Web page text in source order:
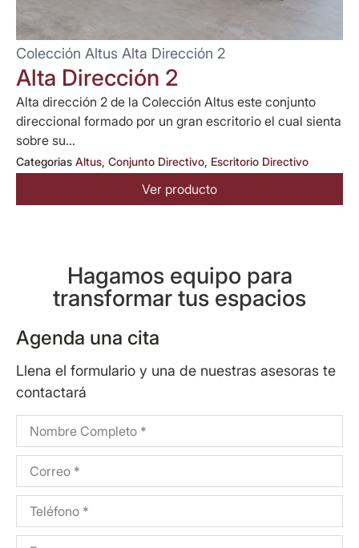
Colección Altus Alta Dirección 2
Alta Dirección 2
Alta dirección 2 de la Colección Altus este conjunto
direccional formado por un gran escritorio el cual sienta
sobre su...
Categorias Altus, Conjunto Directivo, Escritorio Directivo
Ver producto
Hagamos equipo para
transformar tus espacios
Agenda una cita
Llena el formulario y una de nuestras asesoras te
contactará